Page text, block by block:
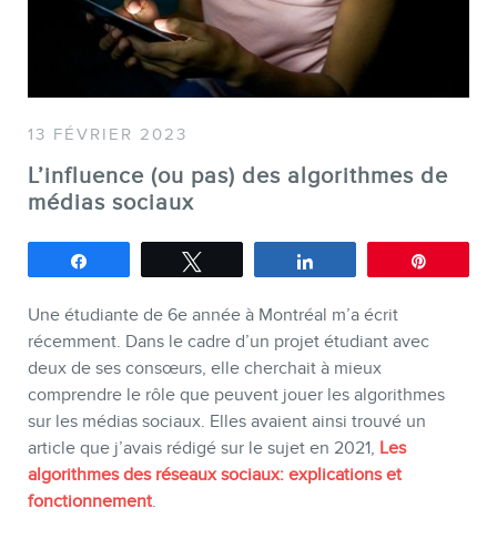
SERVICES
Conférences
Formations marketing en ligne
Formations marketing de
Consultations
Audits web (SEO) et IA (GEO)
Ebooks
13 FÉVRIER 2023
L’influence (ou pas) des algorithmes de
médias sociaux
Une étudiante de 6e année à Montréal m’a écrit
récemment. Dans le cadre d’un projet étudiant avec
deux de ses consœurs, elle cherchait à mieux
comprendre le rôle que peuvent jouer les algorithmes
sur les médias sociaux. Elles avaient ainsi trouvé un
article que j’avais rédigé sur le sujet en 2021, Les
algorithmes des réseaux sociaux: explications et
fonctionnement.